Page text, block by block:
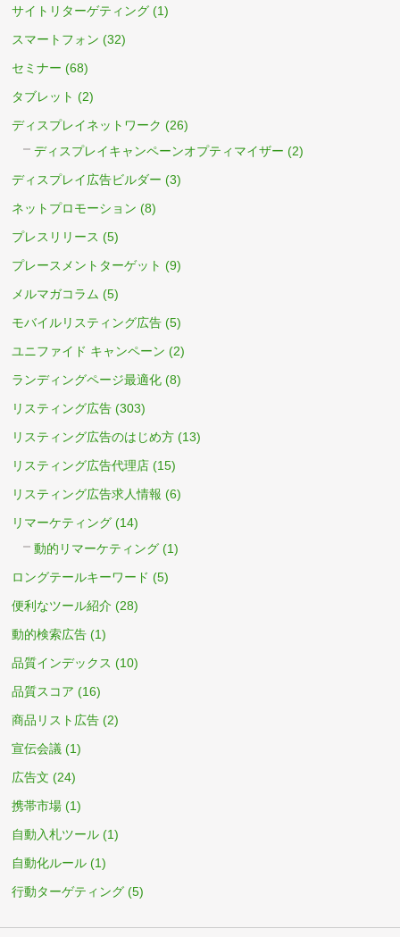
サイトリターゲティング (1)
スマートフォン (32)
セミナー (68)
タブレット (2)
ディスプレイネットワーク (26)
ディスプレイキャンペーンオプティマイザー (2)
ディスプレイ広告ビルダー (3)
ネットプロモーション (8)
プレスリリース (5)
プレースメントターゲット (9)
メルマガコラム (5)
モバイルリスティング広告 (5)
ユニファイド キャンペーン (2)
ランディングページ最適化 (8)
リスティング広告 (303)
リスティング広告のはじめ方 (13)
リスティング広告代理店 (15)
リスティング広告求人情報 (6)
リマーケティング (14)
動的リマーケティング (1)
ロングテールキーワード (5)
便利なツール紹介 (28)
動的検索広告 (1)
品質インデックス (10)
品質スコア (16)
商品リスト広告 (2)
宣伝会議 (1)
広告文 (24)
携帯市場 (1)
自動入札ツール (1)
自動化ルール (1)
行動ターゲティング (5)